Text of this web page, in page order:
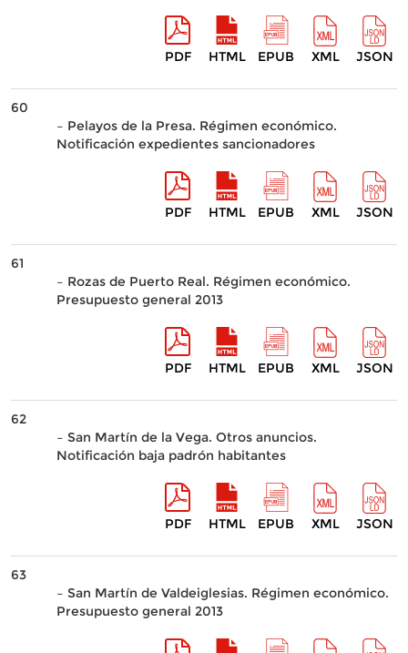
PDF HTML EPUB XML JSON
60
– Pelayos de la Presa. Régimen económico.
Notificación expedientes sancionadores
PDF HTML EPUB XML JSON
61
– Rozas de Puerto Real. Régimen económico.
Presupuesto general 2013
PDF HTML EPUB XML JSON
62
– San Martín de la Vega. Otros anuncios.
Notificación baja padrón habitantes
PDF HTML EPUB XML JSON
63
– San Martín de Valdeiglesias. Régimen económico.
Presupuesto general 2013